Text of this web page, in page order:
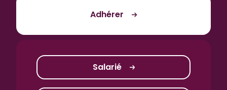
Adhérer
Salarié